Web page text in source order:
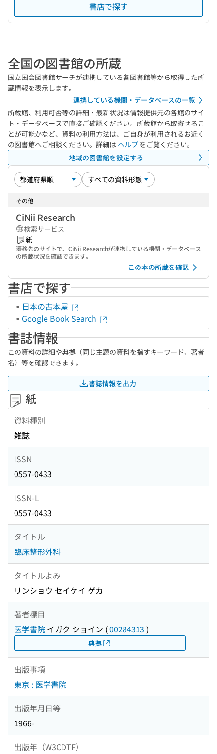
書店で探す
全国の図書館の所蔵
国立国会図書館サーチが連携している各図書館等から取得した所
蔵情報を表示します。
連携している機関・データベースの一覧
所蔵館、利用可否等の詳細・最新状況は情報提供元の各館のサイ
ト・データベースで直接ご確認ください。所蔵館から取寄せるこ
とが可能かなど、資料の利用方法は、ご自身が利用されるお近く
の図書館へご相談ください。詳細は ヘルプ をご覧ください。
地域の図書館を設定する
その他
CiNii Research
検索サービス
紙
遷移先のサイトで、CiNii Researchが連携している機関・データベース
の所蔵状況を確認できます。
この本の所蔵を確認
書店で探す
日本の古本屋
Google Book Search
書誌情報
この資料の詳細や典拠（同じ主題の資料を指すキーワード、著者
名）等を確認できます。
書誌情報を出力
紙
資料種別
雑誌
ISSN
0557-0433
ISSN-L
0557-0433
タイトル
臨床整形外科
タイトルよみ
リンショウ セイケイ ゲカ
著者標目
医学書院 イガク ショイン (00284313 )
典拠
出版事項
東京 : 医学書院
出版年月日等
1966-
出版年（W3CDTF）